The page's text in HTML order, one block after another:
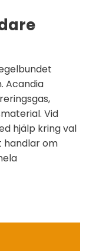
Acandia
Vid
hjälp kring val
handlar om